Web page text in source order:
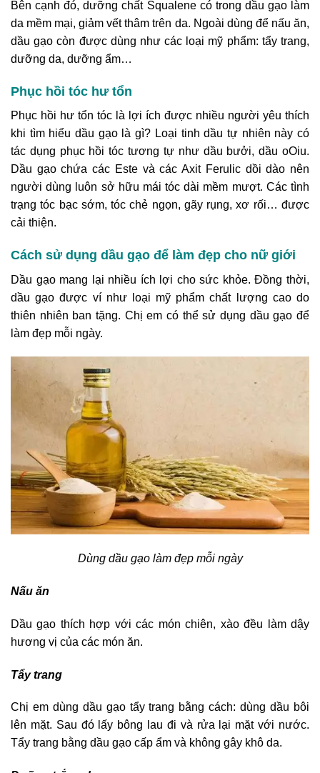
Bên cạnh đó, dưỡng chất Squalene có trong dầu gạo làm
da mềm mại, giảm vết thâm trên da. Ngoài dùng để nấu ăn,
dầu gạo còn được dùng như các loại mỹ phẩm: tẩy trang,
dưỡng da, dưỡng ẩm…
Phục hồi tóc hư tổn
Phục hồi hư tổn tóc là lợi ích được nhiều người yêu thích
khi tìm hiểu dầu gạo là gì? Loại tinh dầu tự nhiên này có
tác dụng phục hồi tóc tương tự như dầu bưởi, dầu oOiu.
Dầu gạo chứa các Este và các Axit Ferulic dồi dào nên
người dùng luôn sở hữu mái tóc dài mềm mượt. Các tình
trạng tóc bạc sớm, tóc chẻ ngọn, gãy rụng, xơ rối… được
cải thiện.
Cách sử dụng dầu gạo để làm đẹp cho nữ giới
Dầu gạo mang lại nhiều ích lợi cho sức khỏe. Đồng thời,
dầu gạo được ví như loại mỹ phẩm chất lượng cao do
thiên nhiên ban tặng. Chị em có thể sử dụng dầu gạo để
làm đẹp mỗi ngày.
Dùng dầu gạo làm đẹp mỗi ngày
Nấu ăn
Dầu gạo thích hợp với các món chiên, xào đều làm dậy
hương vị của các món ăn.
Tẩy trang
Chị em dùng dầu gạo tẩy trang bằng cách: dùng dầu bôi
lên mặt. Sau đó lấy bông lau đi và rửa lại mặt với nước.
Tẩy trang bằng dầu gạo cấp ẩm và không gây khô da.